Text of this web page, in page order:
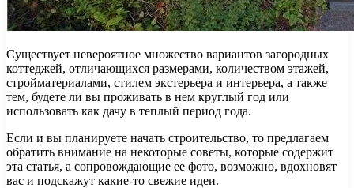
Существует невероятное множество вариантов загородных
коттеджей, отличающихся размерами, количеством этажей,
стройматериалами, стилем экстерьера и интерьера, а также
тем, будете ли вы проживать в нем круглый год или
использовать как дачу в теплый период года.
Если и вы планируете начать строительство, то предлагаем
обратить внимание на некоторые советы, которые содержит
эта статья, а сопровождающие ее фото, возможно, вдохновят
вас и подскажут какие-то свежие идеи.